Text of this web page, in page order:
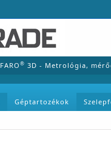
FARO® 3D - Metrológia,
Géptartozékok